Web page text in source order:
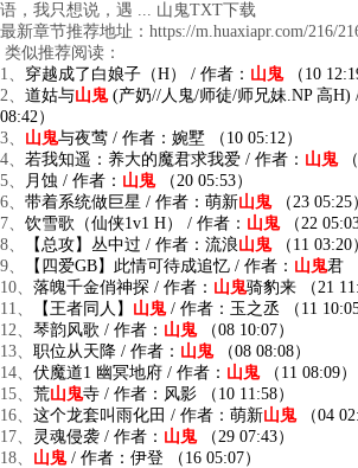
语，我只想说，遇 ... 山鬼TXT下载
最新章节推荐地址：https://m.huaxiapr.com/216/
类似推荐阅读：
1、 穿越成了白娘子（H） / 作者： 山鬼（10
2、 道姑与山鬼(产奶//人鬼/师徒/师兄妹.NP 高H)
08:42）
3、 山鬼与夜莺 / 作者：婉墅 （10 05:12）
4、 若我知遥：养大的魔君求我爱 / 作者： 山鬼（
5、
月蚀 / 作者： 山鬼（20 05:53）
6、 带着系统做巨星 / 作者：萌新山鬼（23 05:25
7、 饮雪歌（仙侠1v1 H） / 作者： 山鬼（22 05:03
8、
【总攻】丛中过 / 作者：流浪山鬼（11 03:20
9、
【四爱GB】此情可待成追忆 / 作者： 山鬼君
10、 落魄千金俏神探 / 作者： 山鬼骑豹来 （21
11、
【王者同人】 山鬼/ 作者：玉之丞 （11 10:05
12、 琴韵风歌 / 作者： 山鬼（08 10:07）
13、 职位从天降 / 作者： 山鬼（08 08:08）
14、 伏魔道1 幽冥地府 / 作者： 山鬼（11 08:09）
15、 荒山鬼寺 / 作者：风影 （10 11:58）
16、 这个龙套叫雨化田 / 作者：萌新山鬼（04
17、
灵魂侵袭 / 作者： 山鬼（29 07:43）
18、 山鬼/ 作者：伊登 （16 05:07）